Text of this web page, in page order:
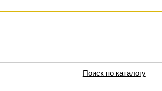
Поиск по каталогу